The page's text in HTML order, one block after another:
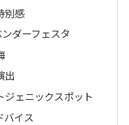
別感
ダーフェスタ
出
ジェニックスポット
バイス